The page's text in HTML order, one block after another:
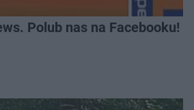
Polub nas na Facebooku!